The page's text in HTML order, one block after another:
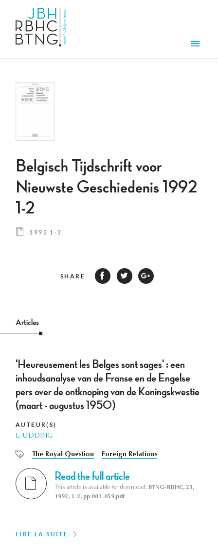
Belgisch Tijdschrift voor
Nieuwste Geschiedenis 1992
1-2
1992 1-2
SHARE
Articles
'Heureusement les Belges sont sages' : een
inhoudsanalyse van de Franse en de Engelse
pers over de ontknoping van de Koningskwestie
(maart - augustus 1950)
AUTEUR(S)
E. UDDING
The Royal Question Foreign Relations
Read the full article
This article is available for download: BTNG-RBHC, 23,
1992, 1-2, pp 001-059.pdf
LIRE LA SUITE